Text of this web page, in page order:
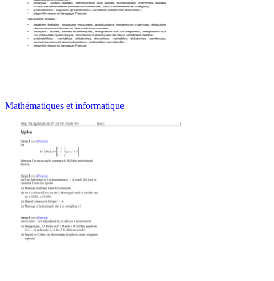
Mathématiques et informatique